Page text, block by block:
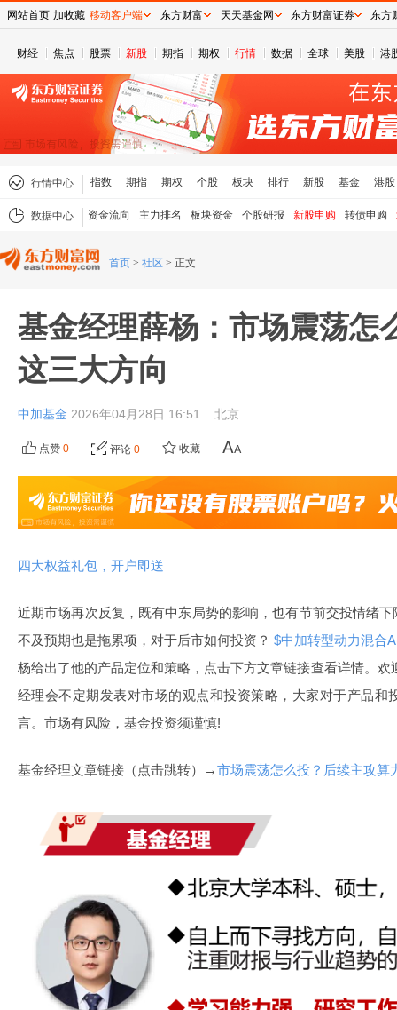
财经 焦点 股票 新股 期指 期权 行情 数据 全球 美股 港
行情中心 指数 期指 期权 个股 板块 排行 新股 基金 港股
数据中心 资金流向 主力排名 板块资金 个股研报 新股申购 转债申购
首页 > 社区 > 正文
基金经理薛杨：市场震荡怎
这三大方向
中加基金 2026年04月28日 16:51 北京
点赞 0 评论 0 收藏
四大权益礼包，开户即送
近期市场再次反复，既有中东局势的影响，也有节前交投情绪
不及预期也是拖累项，对于后市如何投资？ $中加转型动力混合
杨给出了他的产品定位和策略，点击下方文章链接查看详情。欢
经理会不定期发表对市场的观点和投资策略，大家对于产品和
言。市场有风险，基金投资须谨慎!
基金经理文章链接（点击跳转）→市场震荡怎么投？后续主攻算
网站首页 加收藏 移动客户端 东方财富 天天基金网 东方财富证券 东方